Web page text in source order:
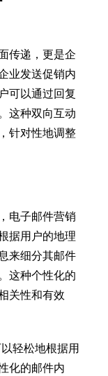
传递，更是企
业发送促销内
可以通过回复
这种双向互动
针对性地调整
电子邮件营销
据用户的地理
来细分其邮件
这种个性化的
关性和有效
以轻松地根据用
化的邮件内